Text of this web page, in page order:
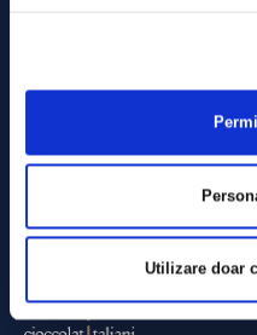
Utilizare doar